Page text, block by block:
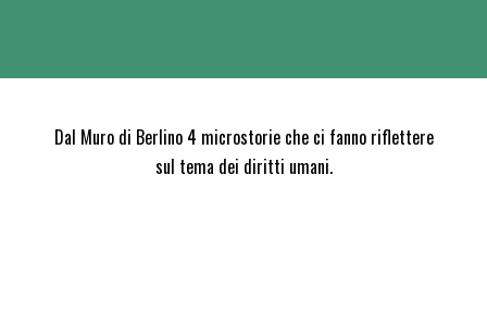
Dal Muro di Berlino 4 microstorie che ci fanno riflettere
sul tema dei diritti umani.